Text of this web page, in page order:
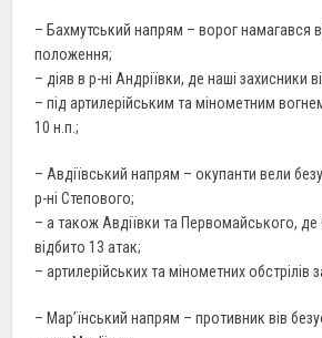
– Бахмутський напрям – ворог намагався
положення;
– діяв в р-ні Андріївки, де наші захисники
– під артилерійським та мінометним
10 н.п.;
– Авдіївський напрям – окупанти вели
р-ні Степового;
– а також Авдіївки та Первомайського,
відбито 13 атак;
– артилерійських та мінометних обстрілів
– Мар’їнський напрям – противник вів